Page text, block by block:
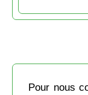
Pour nous